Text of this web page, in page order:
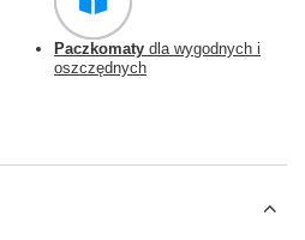
Paczkomaty dla wygodnych i
oszczędnych